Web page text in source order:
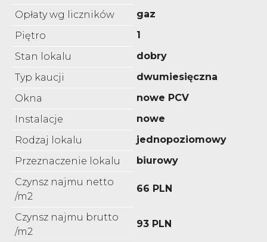
Opłaty wg liczników
gaz
Piętro
1
Stan lokalu
dobry
Typ kaucji
dwumiesięczna
Okna
nowe PCV
Instalacje
nowe
Rodzaj lokalu
jednopoziomowy
Przeznaczenie lokalu
biurowy
Czynsz najmu netto
/m2
66 PLN
Czynsz najmu brutto
/m2
93 PLN